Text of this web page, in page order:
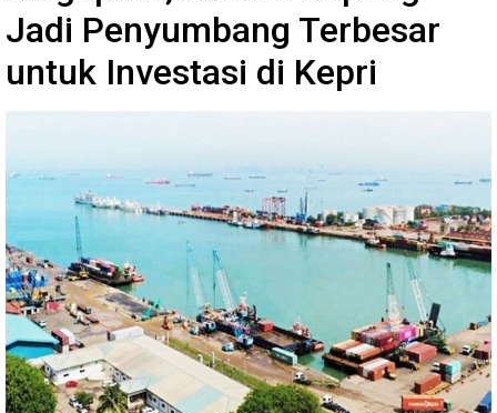
Jadi Penyumbang Terbesar
untuk Investasi di Kepri